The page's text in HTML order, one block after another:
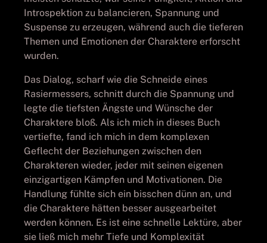
Introspektion zu balancieren, Spannung und
Suspense zu erzeugen, während auch die tieferen
Themen und Emotionen der Charaktere erforscht
wurden.
Das Dialog, scharf wie die Schneide eines
Rasiermessers, schnitt durch die Spannung und
legte die tiefsten Ängste und Wünsche der
Charaktere bloß. Als ich mich in dieses Buch
vertiefte, fand ich mich in dem komplexen
Geflecht der Beziehungen zwischen den
Charakteren wieder, jeder mit seinen eigenen
einzigartigen Kämpfen und Motivationen. Die
Handlung fühlte sich ein bisschen dünn an, und
die Charaktere hätten besser ausgearbeitet
werden können. Es ist eine schnelle Lektüre, aber
sie ließ mich mehr Tiefe und Komplexität